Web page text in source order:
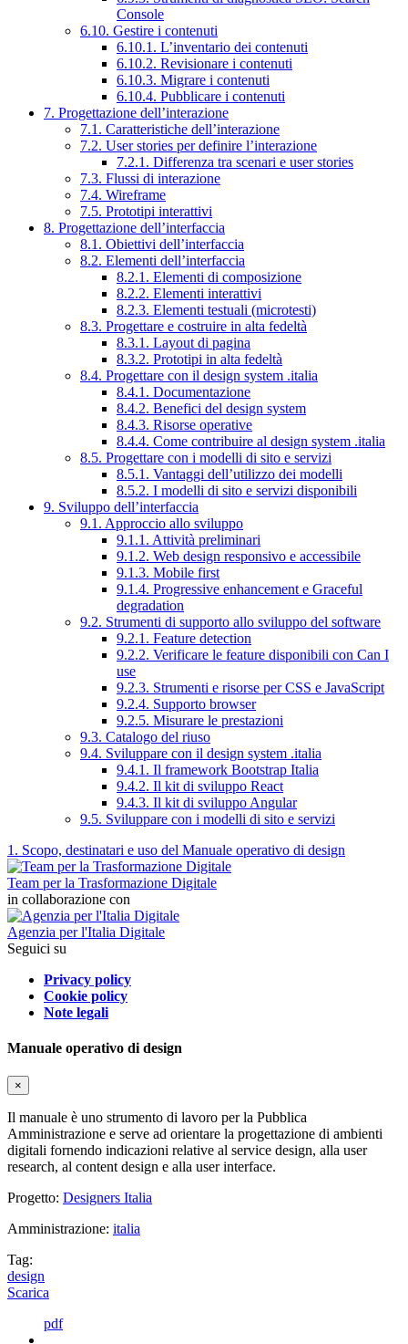
Console
6.10. Gestire i contenuti
6.10.1. L’inventario dei contenuti
6.10.2. Revisionare i contenuti
6.10.3. Migrare i contenuti
6.10.4. Pubblicare i contenuti
7. Progettazione dell’interazione
7.1. Caratteristiche dell’interazione
7.2. User stories per definire l’interazione
7.2.1. Differenza tra scenari e user stories
7.3. Flussi di interazione
7.4. Wireframe
7.5. Prototipi interattivi
8. Progettazione dell’interfaccia
8.1. Obiettivi dell’interfaccia
8.2. Elementi dell’interfaccia
8.2.1. Elementi di composizione
8.2.2. Elementi interattivi
8.2.3. Elementi testuali (microtesti)
8.3. Progettare e costruire in alta fedeltà
8.3.1. Layout di pagina
8.3.2. Prototipi in alta fedeltà
8.4. Progettare con il design system .italia
8.4.1. Documentazione
8.4.2. Benefici del design system
8.4.3. Risorse operative
8.4.4. Come contribuire al design system .italia
8.5. Progettare con i modelli di sito e servizi
8.5.1. Vantaggi dell’utilizzo dei modelli
8.5.2. I modelli di sito e servizi disponibili
9. Sviluppo dell’interfaccia
9.1. Approccio allo sviluppo
9.1.1. Attività preliminari
9.1.2. Web design responsivo e accessibile
9.1.3. Mobile first
9.1.4. Progressive enhancement e Graceful
degradation
9.2. Strumenti di supporto allo sviluppo del software
9.2.1. Feature detection
9.2.2. Verificare le feature disponibili con Can I
use
9.2.3. Strumenti e risorse per CSS e JavaScript
9.2.4. Supporto browser
9.2.5. Misurare le prestazioni
9.3. Catalogo del riuso
9.4. Sviluppare con il design system .italia
9.4.1. Il framework Bootstrap Italia
9.4.2. Il kit di sviluppo React
9.4.3. Il kit di sviluppo Angular
9.5. Sviluppare con i modelli di sito e servizi
1. Scopo, destinatari e uso del Manuale operativo di design
Team per la Trasformazione Digitale
in collaborazione con
Agenzia per l'Italia Digitale
Seguici su
Privacy policy
Cookie policy
Note legali
Manuale operativo di design
×
Il manuale è uno strumento di lavoro per la Pubblica
Amministrazione e serve ad orientare la progettazione di ambienti
digitali fornendo indicazioni relative al service design, alla user
research, al content design e alla user interface.
Progetto: Designers Italia
Amministrazione: italia
Tag:
design
Scarica
pdf